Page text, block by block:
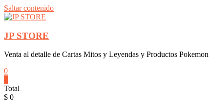
Saltar contenido
JP STORE
Venta al detalle de Cartas Mitos y Leyendas y Productos Pokemon
0
Total
$ 0